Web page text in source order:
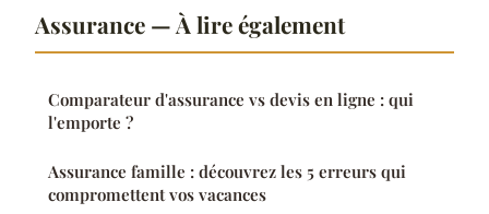
Assurance — À lire également
Comparateur d'assurance vs devis en ligne : qui
l'emporte ?
Assurance famille : découvrez les 5 erreurs qui
compromettent vos vacances